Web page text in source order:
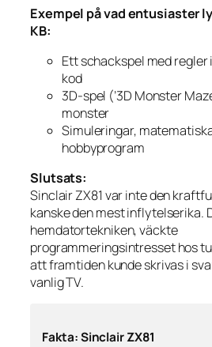
Exempel på vad entusiaster
KB:
Ett schackspel med
kod
3D-spel (’3D Monster
monster
Simuleringar,
hobbyprogram
Slutsats:
Sinclair ZX81 var inte den
kanske den mest inflytelserika.
hemdatortekniken, väckte
programmeringsintresset hos
att framtiden kunde skrivas i
vanlig TV.
Fakta: Sinclair ZX81